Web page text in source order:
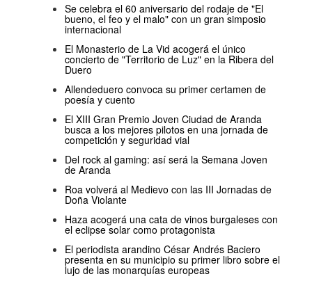
Se celebra el 60 aniversario del rodaje de "El
bueno, el feo y el malo" con un gran simposio
internacional
El Monasterio de La Vid acogerá el único
concierto de "Territorio de Luz" en la Ribera del
Duero
Allendeduero convoca su primer certamen de
poesía y cuento
El XIII Gran Premio Joven Ciudad de Aranda
busca a los mejores pilotos en una jornada de
competición y seguridad vial
Del rock al gaming: así será la Semana Joven
de Aranda
Roa volverá al Medievo con las III Jornadas de
Doña Violante
Haza acogerá una cata de vinos burgaleses con
el eclipse solar como protagonista
El periodista arandino César Andrés Baciero
presenta en su municipio su primer libro sobre el
lujo de las monarquías europeas